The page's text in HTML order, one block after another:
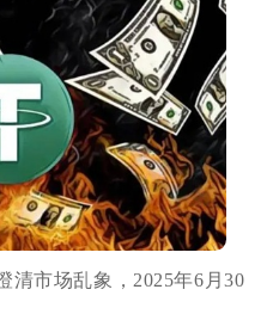
清市场乱象，2025年6月30